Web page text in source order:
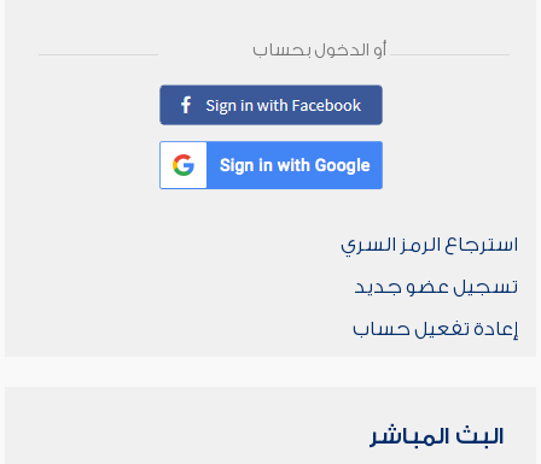
أو الدخول بحساب
استرجاع الرمز السري
تسجيل عضو جديد
إعادة تفعيل حساب
البث المباشر